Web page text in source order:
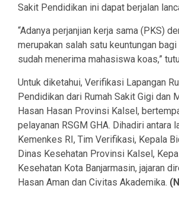
Sakit Pendidikan ini dapat berjalan
“Adanya perjanjian kerja sama (PKS)
merupakan salah satu keuntungan bagi
sudah menerima mahasiswa koas,”
Untuk diketahui, Verifikasi Lapangan
Pendidikan dari Rumah Sakit Gigi dan
Hasan Hasan Provinsi Kalsel,
pelayanan RSGM GHA. Dihadiri antara
Kemenkes RI, Tim Verifikasi, Kepala
Dinas Kesehatan Provinsi Kalsel,
Kesehatan Kota Banjarmasin, jajaran
Hasan Aman dan Civitas Akademika.